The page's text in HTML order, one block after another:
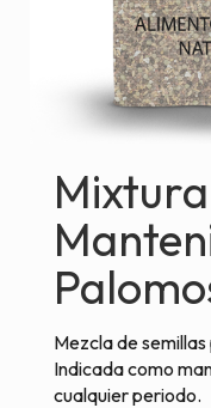
Mixtura
Mezcla de
Indicada como
cualquier periodo.